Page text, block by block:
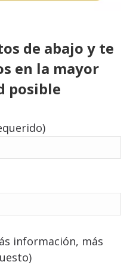
de abajo y te
en la mayor
posible
información, más